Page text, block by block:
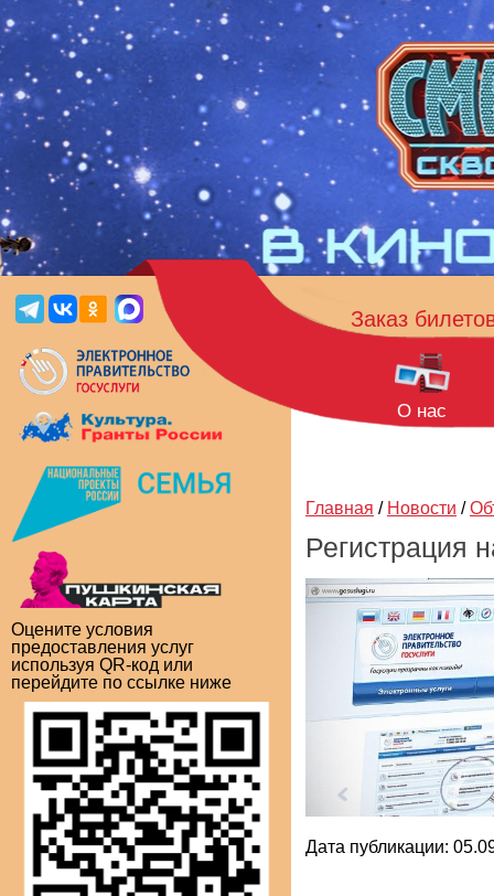
Оцените условия
предоставления услуг
используя QR-код или
перейдите по ссылке ниже
Заказ
О нас
Главная / Новости /
Регистрация
Дата публикации: